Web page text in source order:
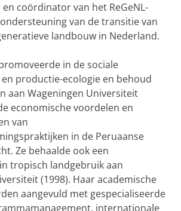
coördinator van het ReGeNL-
van de transitie van
landbouw in Nederland.
in de sociale
productie-ecologie en behoud
aan Wageningen Universiteit
economische voordelen en
van
in de Peruaanse
Ze behaalde ook een
tropisch landgebruik aan
(1998). Haar academische
aangevuld met gespecialiseerde
internationale